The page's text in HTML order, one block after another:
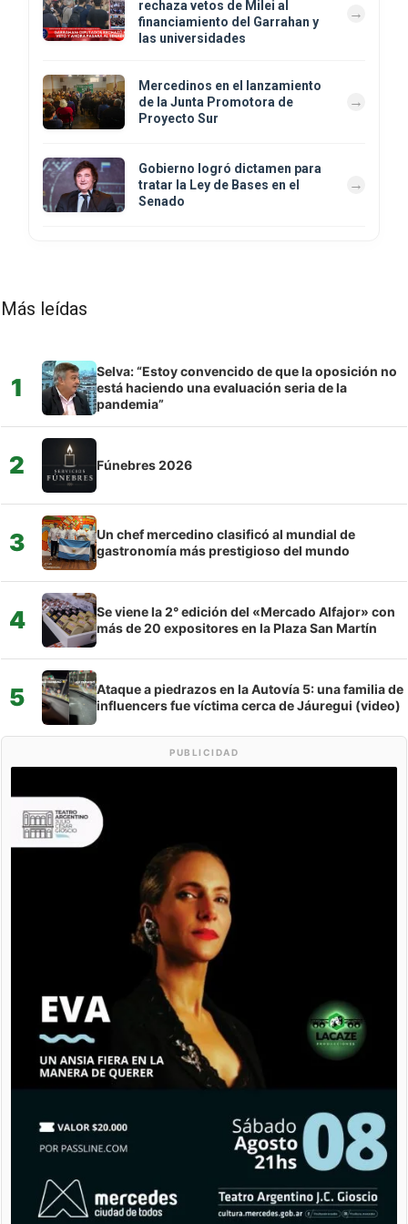
rechaza vetos de Milei al
financiamiento del Garrahan y
las universidades
Mercedinos en el lanzamiento
de la Junta Promotora de
Proyecto Sur
Gobierno logró dictamen para
tratar la Ley de Bases en el
Senado
Más leídas
1
Selva: “Estoy convencido de que la oposición no
está haciendo una evaluación seria de la
pandemia”
2 Fúnebres 2026
3
Un chef mercedino clasificó al mundial de
gastronomía más prestigioso del mundo
4
Se viene la 2° edición del «Mercado Alfajor» con
más de 20 expositores en la Plaza San Martín
5
Ataque a piedrazos en la Autovía 5: una familia de
influencers fue víctima cerca de Jáuregui (video)
PUBLICIDAD